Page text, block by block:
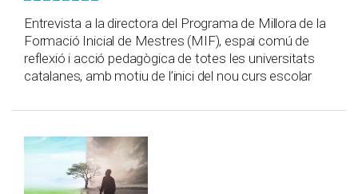
Entrevista a la directora del Programa de Millora de la
Formació Inicial de Mestres (MIF), espai comú de
reflexió i acció pedagògica de totes les universitats
catalanes, amb motiu de l’inici del nou curs escolar